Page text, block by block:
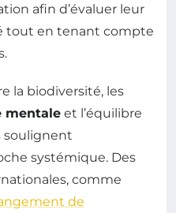
afin d’évaluer leur
tout en tenant compte
la biodiversité, les
mentale et l’équilibre
soulignent
systémique. Des
comme
de